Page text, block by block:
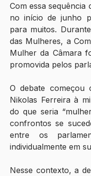
Com essa
no início de junho
para muitos.
das Mulheres, a
Mulher da Câmara
promovida pelos
O debate começou
Nikolas Ferreira à
do que seria
confrontos se
entre os
individualmente em
Nesse contexto, a